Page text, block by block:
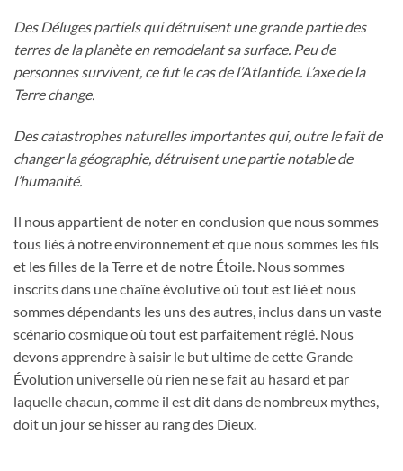
Des Déluges partiels qui détruisent une grande partie des
terres de la planète en remodelant sa surface. Peu de
personnes survivent, ce fut le cas de l’Atlantide. L’axe de la
Terre change.
Des catastrophes naturelles importantes qui, outre le fait de
changer la géographie, détruisent une partie notable de
l’humanité.
Il nous appartient de noter en conclusion que nous sommes
tous liés à notre environnement et que nous sommes les fils
et les filles de la Terre et de notre Étoile. Nous sommes
inscrits dans une chaîne évolutive où tout est lié et nous
sommes dépendants les uns des autres, inclus dans un vaste
scénario cosmique où tout est parfaitement réglé. Nous
devons apprendre à saisir le but ultime de cette Grande
Évolution universelle où rien ne se fait au hasard et par
laquelle chacun, comme il est dit dans de nombreux mythes,
doit un jour se hisser au rang des Dieux.